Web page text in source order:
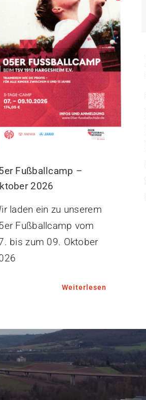
Fußballcamp –
2026
laden ein zu unserem
Fußballcamp vom
bis zum 09. Oktober
Weiterlesen